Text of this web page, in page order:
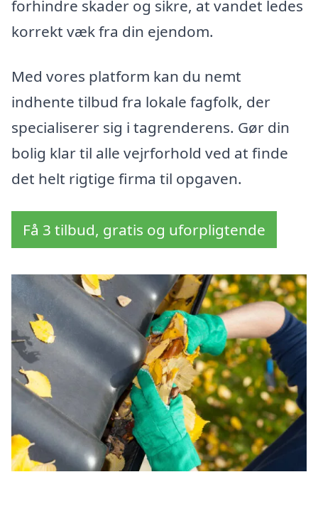
forhindre skader og sikre, at vandet ledes
korrekt væk fra din ejendom.
Med vores platform kan du nemt
indhente tilbud fra lokale fagfolk, der
specialiserer sig i tagrenderens. Gør din
bolig klar til alle vejrforhold ved at finde
det helt rigtige firma til opgaven.
Få 3 tilbud, gratis og uforpligtende